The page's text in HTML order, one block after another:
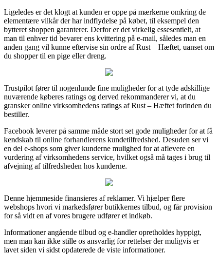
Ligeledes er det klogt at kunden er oppe på mærkerne omkring de
elementære vilkår der har indflydelse på købet, til eksempel den
bytteret shoppen garanterer. Derfor er det virkelig essesentielt, at
man til enhver tid bevarer ens kvittering på e-mail, således man en
anden gang vil kunne eftervise sin ordre af Rust – Hæftet, uanset om
du shopper til en pige eller dreng.
Trustpilot fører til nogenlunde fine muligheder for at tyde adskillige
nuværende køberes ratings og derved rekommanderer vi, at du
gransker online virksomhedens ratings af Rust – Hæftet forinden du
bestiller.
Facebook leverer på samme måde stort set gode muligheder for at få
kendskab til online forhandlerens kundetilfredshed. Desuden ser vi
en del e-shops som giver kunderne mulighed for at aflevere en
vurdering af virksomhedens service, hvilket også må tages i brug til
afvejning af tilfredsheden hos kunderne.
Denne hjemmeside finansieres af reklamer. Vi hjælper flere
webshops hvori vi markedsfører butikkernes tilbud, og får provision
for så vidt en af vores brugere udfører et indkøb.
Informationer angående tilbud og e-handler opretholdes hyppigt,
men man kan ikke stille os ansvarlig for rettelser der muligvis er
lavet siden vi sidst opdaterede de viste informationer.